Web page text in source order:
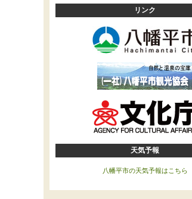
リンク
天気予報
八幡平市の天気予報はこちら